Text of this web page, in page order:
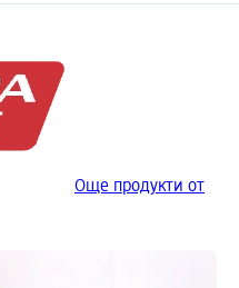
Още продукти от